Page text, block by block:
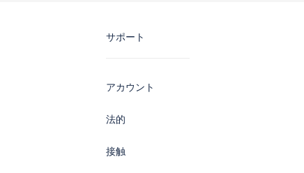
サポート
アカウント
法的
接触